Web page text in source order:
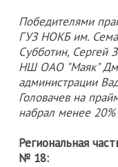
Победителями
ГУЗ НОКБ им.
Субботин, Сергей
НШ ОАО "Маяк"
администрации
Головачев на
набрал менее 20%
Региональная
№ 18: